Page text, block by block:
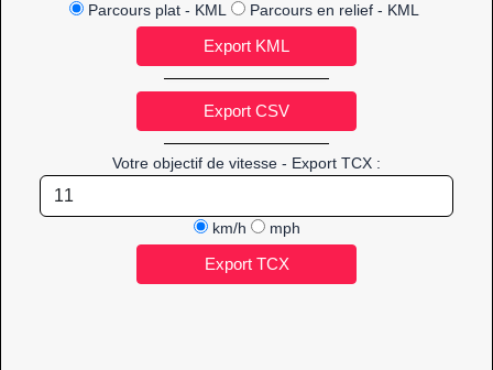
Parcours plat - KML Parcours en relief - KML
Votre objectif de vitesse - Export TCX :
km/h mph